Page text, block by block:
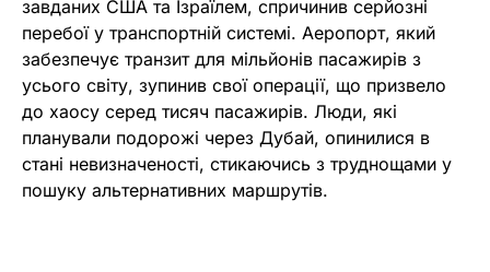
завданих США та Ізраїлем, спричинив серйозні
перебої у транспортній системі. Аеропорт, який
забезпечує транзит для мільйонів пасажирів з
усього світу, зупинив свої операції, що призвело
до хаосу серед тисяч пасажирів. Люди, які
планували подорожі через Дубай, опинилися в
стані невизначеності, стикаючись з труднощами у
пошуку альтернативних маршрутів.